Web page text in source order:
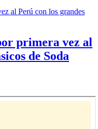
primera vez al
de Soda